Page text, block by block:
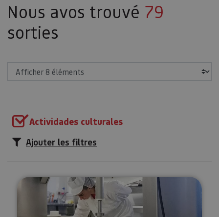
Nous avos trouvé 79
sorties
Actividades culturales
Ajouter les filtres
Visité guidée à la Fromagerie